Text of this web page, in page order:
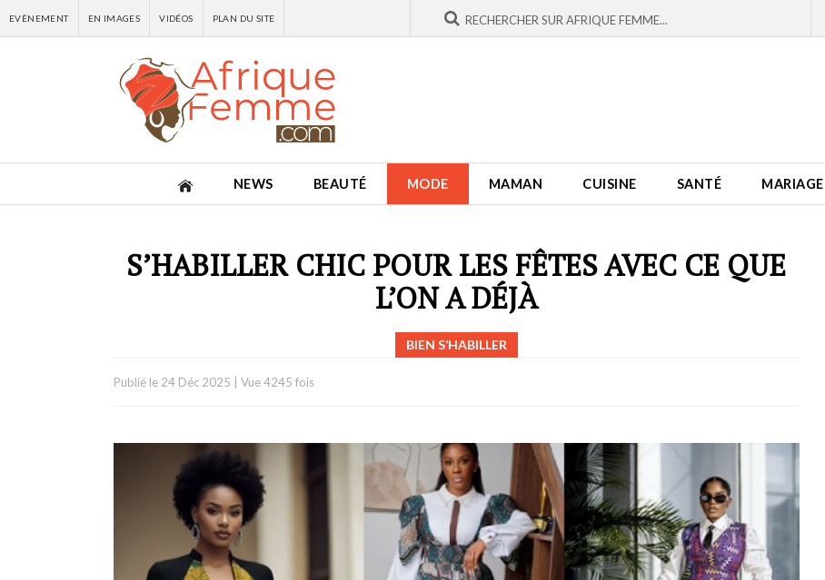
EVÈNEMENT EN IMAGES VIDÉOS PLAN DU SITE
NEWS BEAUTÉ MODE MAMAN CUISINE SANTÉ MARIAGE
S’HABILLER CHIC POUR LES FÊTES AVEC CE QUE
L’ON A DÉJÀ
BIEN S’HABILLER
Publié le 24 Déc 2025 Vue 4245 fois